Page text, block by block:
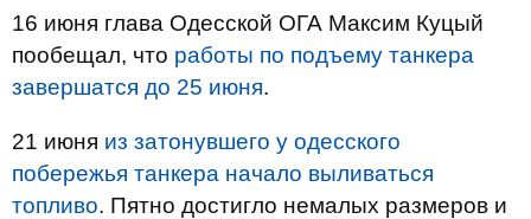
16 июня глава Одесской ОГА Максим Куцый
пообещал, что работы по подъему танкера
завершатся до 25 июня.
21 июня из затонувшего у одесского
побережья танкера начало выливаться
топливо. Пятно достигло немалых размеров и